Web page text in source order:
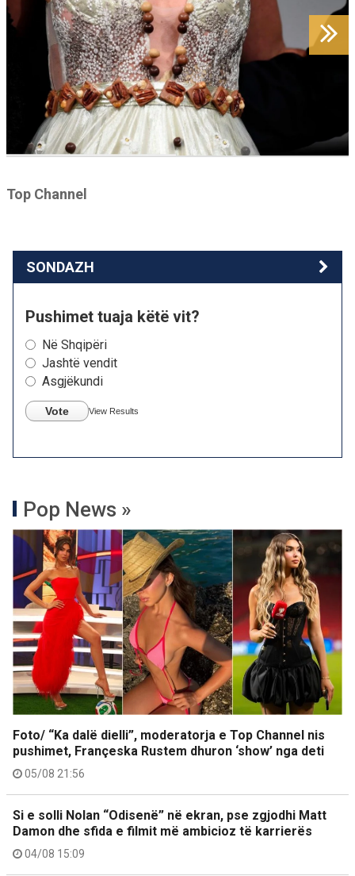
Top Channel
SONDAZH
Pushimet tuaja këtë vit?
Në Shqipëri
Jashtë vendit
Asgjëkundi
Vote View Results
Pop News »
Foto/ “Ka dalë dielli”, moderatorja e Top Channel nis
pushimet, Françeska Rustem dhuron ‘show’ nga deti
05/08 21:56
Si e solli Nolan “Odisenë” në ekran, pse zgjodhi Matt
Damon dhe sfida e filmit më ambicioz të karrierës
04/08 15:09